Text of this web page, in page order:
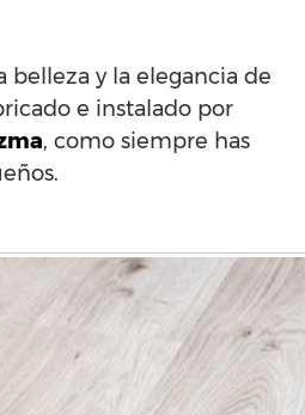
belleza y la elegancia de
e instalado por
, como siempre has